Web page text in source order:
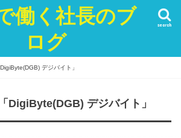
働く社長のブ
ログ
search
デジバイト」
DigiByte(DGB) デジバイト」